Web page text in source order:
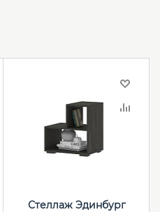
Стеллаж Эдинбург